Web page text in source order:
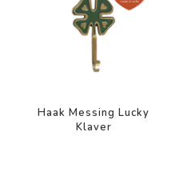
Haak Messing Lucky
Klaver